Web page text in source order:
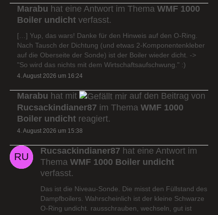
Marabu hat eine Antwort im Thema WMF 1000
Boiler undicht verfasst.
[…] Yup, das wars! Danke für den Hinweis auf den O-Ring.
Nach Tausch der Dichtung (und etwas 2-Komponentenkleber
auf die Oberseite der Sonde) ist der Boiler wieder dicht. ->
"So wird das nichts mit dem Wirtschaftsaufschwung." :)
4. August 2026 um 16:24
Marabu hat mit
auf den Beitrag von
Rucsackindianer87 im Thema WMF 1000
Boiler undicht reagiert.
4. August 2026 um 15:38
Rucsackindianer87 hat eine Antwort im
Thema WMF 1000 Boiler undicht
verfasst.
Das ist die Niveau-Sonde. Die misst den Füllstand des
Dampfboilers. Wahrscheinlich ist der kleine Schwarze
O-Ring undicht. rausschrauben, wechseln, gut ist